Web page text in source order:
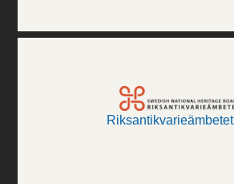
Riksantikvarieämbetet